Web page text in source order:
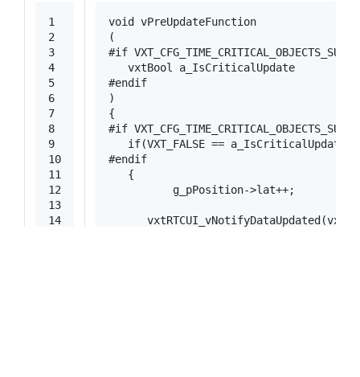
1
2
3
4
5
6
7
8
9
10
11
12
13
14
void
vPreUpdateFunction
(
#if
   vxtBool a_IsCriticalUpdate
#endif
)
{
#if
if(VXT_FALSE == a_IsCriticalUpdate)
#endif
   {
	  g_pPosition->lat++;
vxtRTCUI_vNotifyDataUpdated (